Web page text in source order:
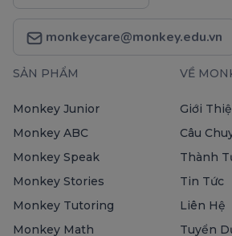
monkeycare@monkey.edu.vn
SẢN PHẨM
Monkey Junior
Monkey ABC
Monkey Speak
Monkey Stories
Monkey Tutoring
Monkey Math
VỀ
Giới
Câu
Thành
Tin Tức
Liên Hệ
Tuyển